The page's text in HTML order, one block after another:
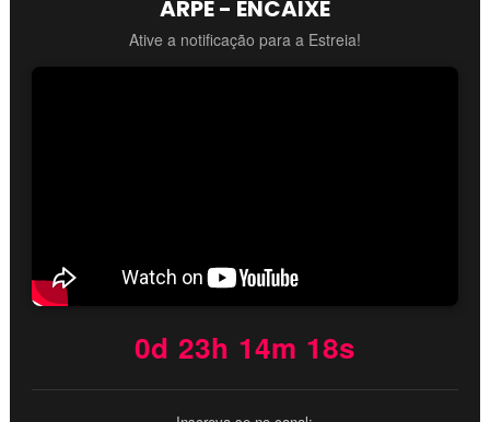
ARPE - ENCAIXE
Ative a notificação para a Estreia!
0d 23h 14m 17s